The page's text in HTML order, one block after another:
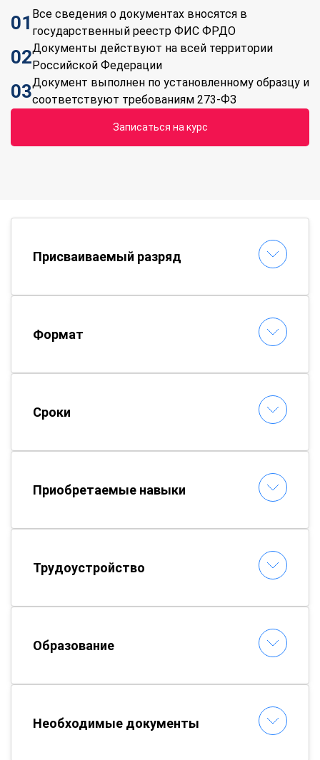
01 Все сведения о документах вносятся в
государственный реестр ФИС ФРДО
02Документы действуют на всей территории
Российской Федерации
03Документ выполнен по установленному образцу и
соответствуют требованиям 273-ФЗ
Записаться на курс
Присваиваемый разряд
Формат
Сроки
Приобретаемые навыки
Трудоустройство
Образование
Необходимые документы